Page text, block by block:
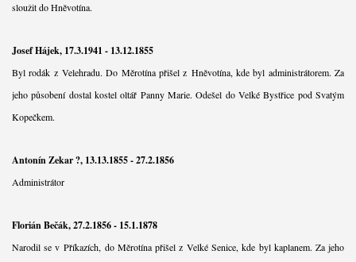
sloužit do Hněvotína.
Josef Hájek, 17.3.1941 - 13.12.1855
Byl rodák z Velehradu. Do Měrotína přišel z Hněvotína, kde byl administrátorem. Za
jeho působení dostal kostel oltář Panny Marie. Odešel do Velké Bystřice pod Svatým
Kopečkem.
Antonín Zekar ?, 13.13.1855 - 27.2.1856
Administrátor
Florián Bečák, 27.2.1856 - 15.1.1878
Narodil se v Příkazích, do Měrotína přišel z Velké Senice, kde byl kaplanem. Za jeho